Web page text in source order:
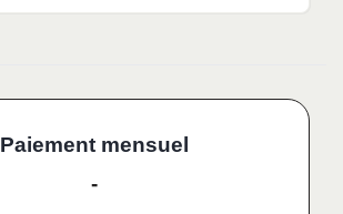
Paiement mensuel
-